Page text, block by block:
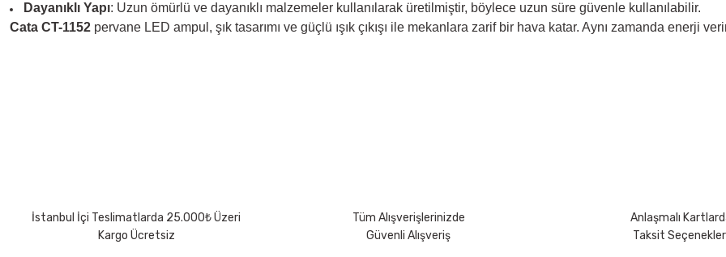
Dayanıklı Yapı: Uzun ömürlü ve dayanıklı malzemeler kullanılarak üretilmiştir, böylece uzun süre güvenle kullanılabilir.
Cata CT-1152 pervane LED ampul, şık tasarımı ve güçlü ışık çıkışı ile mekanlara zarif bir hava katar. Aynı zamanda enerji
Bu ürüne benzer farklı alternatifler olmalı.
İstanbul İçi Teslimatlarda 25.000₺ Üzeri
Kargo Ücretsiz
Tüm Alışverişlerinizde
Güvenli Alışveriş
Anlaşmalı
Taksit